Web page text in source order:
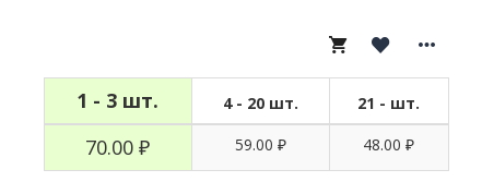
1 - 3 шт. 4 - 20 шт. 21 - шт.
70.00 ₽ 59.00 ₽ 48.00 ₽